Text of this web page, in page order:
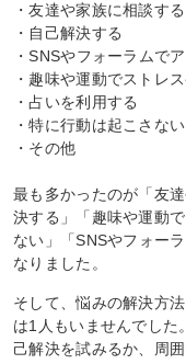
・友達や家族に相談する
・自己解決する
・SNSやフォーラムで
・趣味や運動でストレ
・占いを利用する
・特に行動は起こさない
・その他
最も多かったのが「友
決する」「趣味や運動
ない」「SNSやフォー
なりました。
そして、悩みの解決方
は1人もいませんでした
己解決を試みるか、周